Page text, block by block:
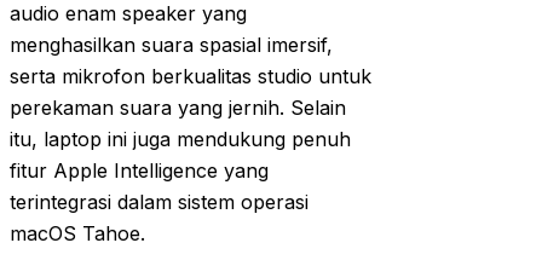
audio enam speaker yang
menghasilkan suara spasial imersif,
serta mikrofon berkualitas studio untuk
perekaman suara yang jernih. Selain
itu, laptop ini juga mendukung penuh
fitur Apple Intelligence yang
terintegrasi dalam sistem operasi
macOS Tahoe.